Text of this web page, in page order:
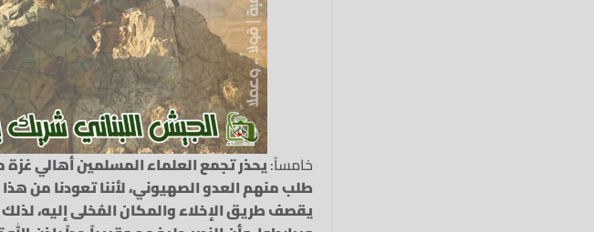
خامساً:يحذر تجمع العلماء المسلمين أهالي
طلب منهم العدو الصهيوني، لأننا تعودنا من هذا
يقصف طريق الإخلاء والمكان المُخلى إليه،